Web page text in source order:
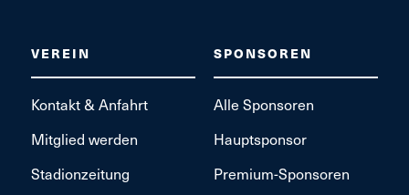
VEREIN
Kontakt & Anfahrt
Mitglied werden
Stadionzeitung
SPONSOREN
Alle Sponsoren
Hauptsponsor
Premium-Sponsoren